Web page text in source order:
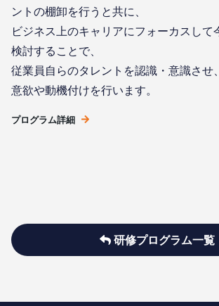
ントの棚卸を行うと共に、
ビジネス上のキャリアにフォーカスして
検討することで、
従業員自らのタレントを認識・意識させ
意欲や動機付けを行います。
プログラム詳細
研修プログラム一覧